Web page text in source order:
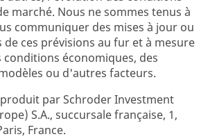
marché. Nous ne sommes tenus à
communiquer des mises à jour ou
ces prévisions au fur et à mesure
économiques, des
ou d'autres facteurs.
par Schroder Investment
S.A., succursale française, 1,
France.